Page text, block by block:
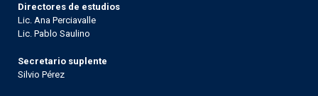
Directores de estudios
Lic. Ana Perciavalle
Lic. Pablo Saulino
Secretario suplente
Silvio Pérez